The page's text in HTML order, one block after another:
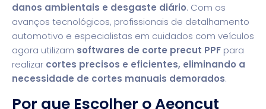
danos ambientais e desgaste diário. Com os
avanços tecnológicos, profissionais de detalhamento
automotivo e especialistas em cuidados com veículos
agora utilizam softwares de corte precut PPF para
realizar cortes precisos e eficientes, eliminando a
necessidade de cortes manuais demorados.
Por que Escolher o Aeoncut